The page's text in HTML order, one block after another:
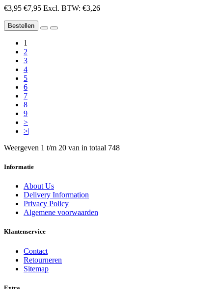
€3,95 €7,95 Excl. BTW: €3,26
Bestellen
1
2
3
4
5
6
7
8
9
>
>|
Weergeven 1 t/m 20 van in totaal 748
Informatie
About Us
Delivery Information
Privacy Policy
Algemene voorwaarden
Klantenservice
Contact
Retourneren
Sitemap